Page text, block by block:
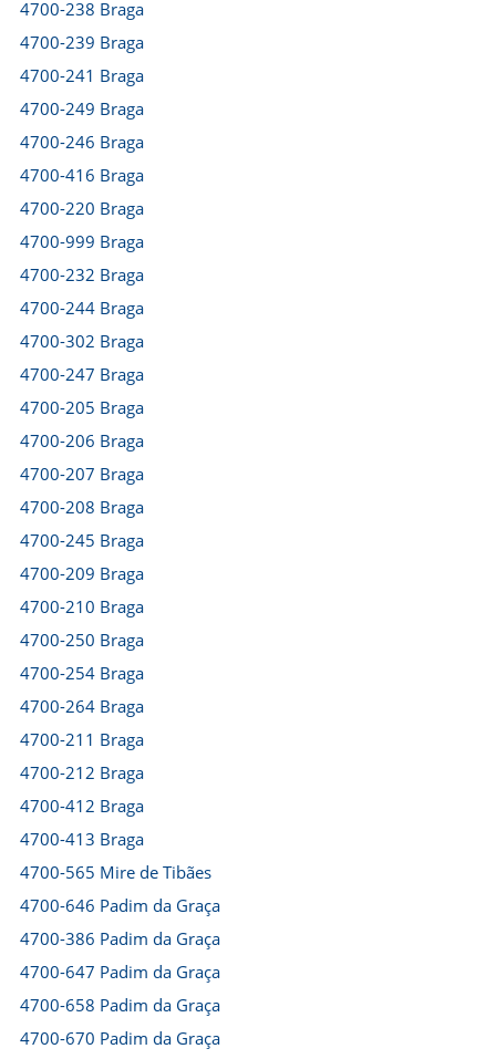
4700-238 Braga
4700-239 Braga
4700-241 Braga
4700-249 Braga
4700-246 Braga
4700-416 Braga
4700-220 Braga
4700-999 Braga
4700-232 Braga
4700-244 Braga
4700-302 Braga
4700-247 Braga
4700-205 Braga
4700-206 Braga
4700-207 Braga
4700-208 Braga
4700-245 Braga
4700-209 Braga
4700-210 Braga
4700-250 Braga
4700-254 Braga
4700-264 Braga
4700-211 Braga
4700-212 Braga
4700-412 Braga
4700-413 Braga
4700-565 Mire de Tibães
4700-646 Padim da Graça
4700-386 Padim da Graça
4700-647 Padim da Graça
4700-658 Padim da Graça
4700-670 Padim da Graça